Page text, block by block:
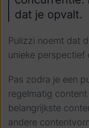
dat je opvalt.
Pulizzi noemt dat
unieke perspectief
Pas zodra je een
regelmatig
belangrijkste
andere